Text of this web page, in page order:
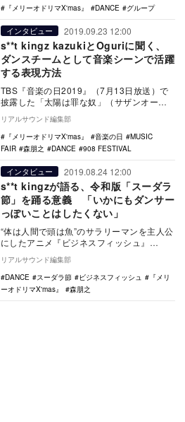
『メリーオドリマX'mas』
DANCE グループ
インタビュー 2019.09.23 12:00
s**t kingz kazukiとOguriに聞く、
ダンスチームとして音楽シーンで活躍
する表現方法
TBS『音楽の日2019』（7月13日放送）で
披露した「太陽は罪な奴」（サザンオール
スターズ）のダンスパフォーマンス、フジ
テレビ…
リアルサウンド編集部
『メリーオドリマX'mas』
音楽の日
MUSIC
FAIR
森朋之 DANCE 908 FESTIVAL
インタビュー 2019.08.24 12:00
s**t kingzが語る、令和版「スーダラ
節」を踊る意義 「いかにもダンサー
っぽいことはしたくない」
“体は人間で頭は魚”のサラリーマンを主人公
にしたアニメ『ビジネスフィッシュ』
（TOKYO MX・BS11）とs**t kingz…
リアルサウンド編集部
DANCE
スーダラ節 ビジネスフィッシュ
『メリ
ーオドリマX'mas』
森朋之